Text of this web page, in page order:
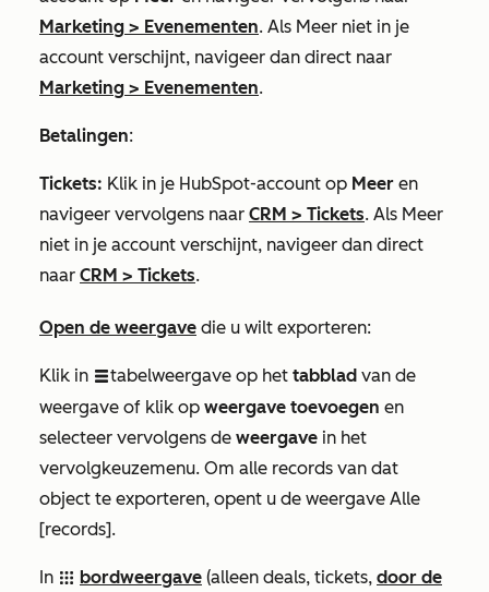
Marketing > Evenementen. Als Meer niet in je
account verschijnt, navigeer dan direct naar
Marketing > Evenementen.
Betalingen:
Tickets: Klik in je HubSpot-account op Meer en
navigeer vervolgens naar CRM > Tickets. Als Meer
niet in je account verschijnt, navigeer dan direct
naar CRM > Tickets.
Open de weergave die u wilt exporteren:
Klik in listViewtabelweergave op het tabblad van de
weergave of klik op weergave toevoegen en
selecteer vervolgens de weergave in het
vervolgkeuzemenu. Om alle records van dat
object te exporteren, opent u de weergave Alle
[records].
In grid bordweergave (alleen deals, tickets, door de